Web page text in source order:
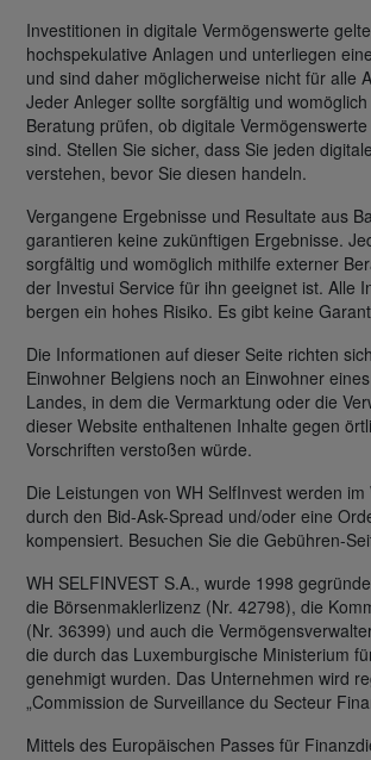
Investitionen in digitale Vermögenswerte
hochspekulative Anlagen und unterliegen
und sind daher möglicherweise nicht für alle
Jeder Anleger sollte sorgfältig und
Beratung prüfen, ob digitale
sind. Stellen Sie sicher, dass Sie jeden
verstehen, bevor Sie diesen handeln.
Vergangene Ergebnisse und Resultate aus
garantieren keine zukünftigen Ergebnisse.
sorgfältig und womöglich mithilfe externer
der Investui Service für ihn geeignet ist. Alle
bergen ein hohes Risiko. Es gibt keine
Die Informationen auf dieser Seite richten
Einwohner Belgiens noch an Einwohner
Landes, in dem die Vermarktung oder die
dieser Website enthaltenen Inhalte gegen
Vorschriften verstoßen würde.
Die Leistungen von WH SelfInvest werden im
durch den Bid-Ask-Spread und/oder eine
kompensiert. Besuchen Sie die Gebühren-
WH SELFINVEST S.A., wurde 1998
die Börsenmaklerlizenz (Nr. 42798), die
(Nr. 36399) und auch die
die durch das Luxemburgische Ministerium
genehmigt wurden. Das Unternehmen wird
„Commission de Surveillance du Secteur
Mittels des Europäischen Passes für